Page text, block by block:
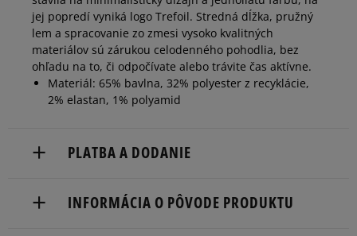
jej popredí vyniká logo Trefoil. Stredná dĺžka, pružný
lem a spracovanie zo zmesi vysoko kvalitných
materiálov sú zárukou celodenného pohodlia, bez
ohľadu na to, či odpočívate alebo trávite čas aktívne.
Materiál: 65% bavlna, 32% polyester z recyklácie,
2% elastan, 1% polyamid
PLATBA A DODANIE
INFORMÁCIA O PÔVODE PRODUKTU